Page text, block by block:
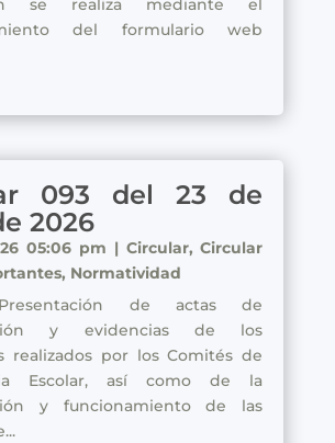
se realiza mediante el
del formulario web
093 del 23 de
2026
05:06 pm | Circular,Circular
, Normatividad
de actas de
y evidencias de los
realizados por los Comités de
Escolar, así como de la
y funcionamiento de las